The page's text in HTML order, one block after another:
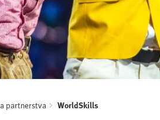
partnerstva WorldSkills